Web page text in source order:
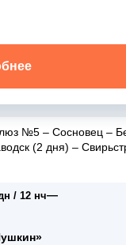
№5 – Сосновец –
(2 дня) –
/ 12 нч—